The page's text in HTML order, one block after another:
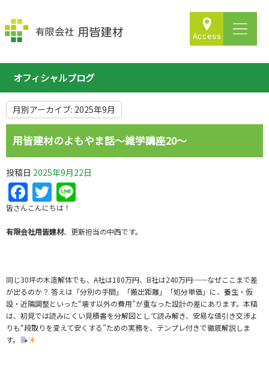
オフィシャルブログ
月別アーカイブ: 2025年9月
用皆建材のよもやま話～雑学講座20～
投稿日 2025年9月22日
Facebook
Twitter
皆さんこんにちは！
有限会社用皆建材、更新担当の中西です。
同じ30坪の木造解体でも、A社は180万円、B社は240万円──なぜここまで差
が出るのか？ 答えは「分別の手間」「搬出距離」「処分単価」に、養生・仮
設・近隣調整といった“壊す以外の費用”が重なった設計の差にあります。本稿
は、初見では読みにくい見積書を分解図として読み解き、安易な値引き交渉よ
りも“段取りを変えて安くする”ための実務を、テンプレ付きで徹底解説しま
す。